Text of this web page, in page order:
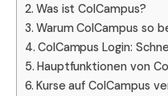
Was ist ColCampus?
Warum ColCampus so
ColCampus Login:
Hauptfunktionen von
Kurse auf ColCampus